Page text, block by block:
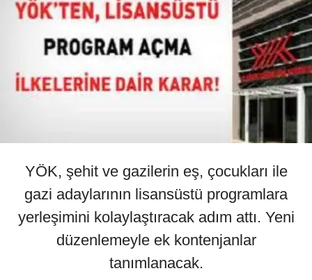
YÖK, şehit ve gazilerin eş, çocukları ile
gazi adaylarının lisansüstü programlara
yerleşimini kolaylaştıracak adım attı. Yeni
düzenlemeyle ek kontenjanlar
tanımlanacak.